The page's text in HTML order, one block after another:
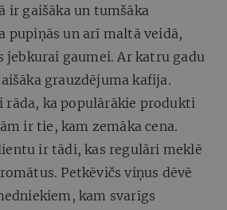
ir gaišāka un tumšāka
pupiņās un arī maltā veidā,
jebkurai gaumei. Ar katru gadu
grauzdējuma kafija.
rāda, ka populārākie produkti
ir tie, kam zemāka cena.
ir tādi, kas regulāri meklē
Petkēvičs viņus dēvē
kam svarīgs